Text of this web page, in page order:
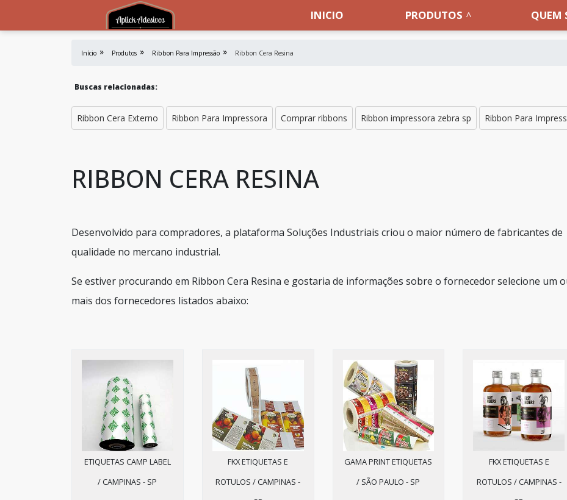
INICIO PRODUTOS QUEM
Início Produtos Ribbon Para Impressão Ribbon Cera Resina
Buscas relacionadas:
Ribbon Cera Externo Ribbon Para Impressora Comprar ribbons Ribbon impressora zebra sp Ribbon Para
RIBBON CERA RESINA
Desenvolvido para compradores, a plataforma Soluções Industriais criou o maior número de fabricantes de
qualidade no mercano industrial.
Se estiver procurando em Ribbon Cera Resina e gostaria de informações sobre o fornecedor selecione um
mais dos fornecedores listados abaixo:
ETIQUETAS CAMP LABEL
/ CAMPINAS - SP
FKX ETIQUETAS E
ROTULOS / CAMPINAS -
GAMA PRINT ETIQUETAS
/ SÃO PAULO - SP
FKX ETIQUETAS E
ROTULOS / CAMPINAS -